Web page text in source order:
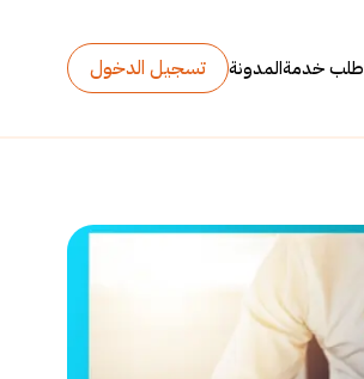
طلب خدمةالمدونة تسجيل الدخول